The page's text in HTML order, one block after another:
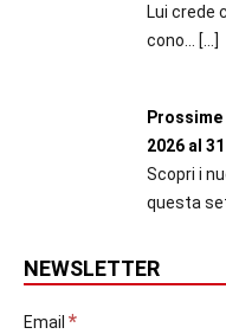
Lui crede
cono...
[…]
2026 al
Scopri i
questa
NEWSLETTER
Email *